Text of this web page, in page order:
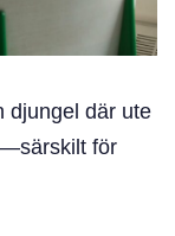
djungel där ute
för